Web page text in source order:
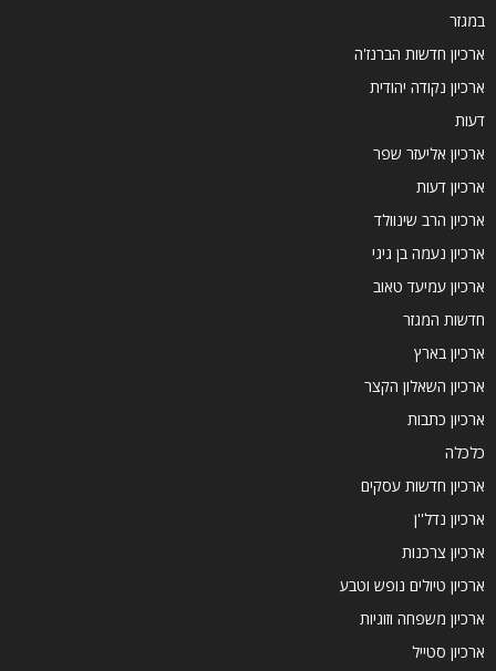
במגזר
ארכיון חדשות הברנז'ה
ארכיון נקודה יהודית
דעות
ארכיון אליעזר שפר
ארכיון דעות
ארכיון הרב שינוולד
ארכיון נעמה בן גיגי
ארכיון עמיעד טאוב
חדשות המגזר
ארכיון בארץ
ארכיון השאלון הקצר
ארכיון כתבות
כלכלה
ארכיון חדשות עסקים
ארכיון נדל''ן
ארכיון צרכנות
ארכיון טיולים נופש וטבע
ארכיון משפחה וזוגיות
ארכיון סטייל